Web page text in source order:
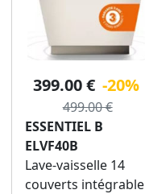
399.00 € -20%
499.00 €
ESSENTIEL B
ELVF40B
Lave-vaisselle 14
couverts intégrable